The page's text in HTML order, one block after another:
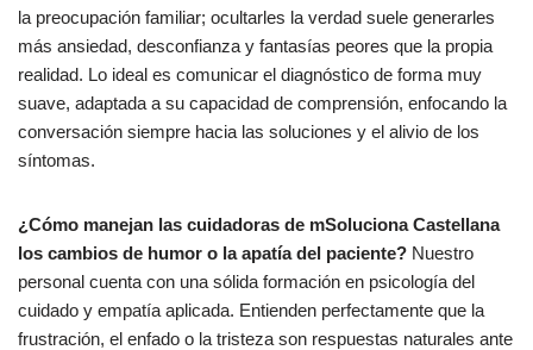
la preocupación familiar; ocultarles la verdad suele generarles
más ansiedad, desconfianza y fantasías peores que la propia
realidad. Lo ideal es comunicar el diagnóstico de forma muy
suave, adaptada a su capacidad de comprensión, enfocando la
conversación siempre hacia las soluciones y el alivio de los
síntomas.
¿Cómo manejan las cuidadoras de mSoluciona Castellana
los cambios de humor o la apatía del paciente? Nuestro
personal cuenta con una sólida formación en psicología del
cuidado y empatía aplicada. Entienden perfectamente que la
frustración, el enfado o la tristeza son respuestas naturales ante